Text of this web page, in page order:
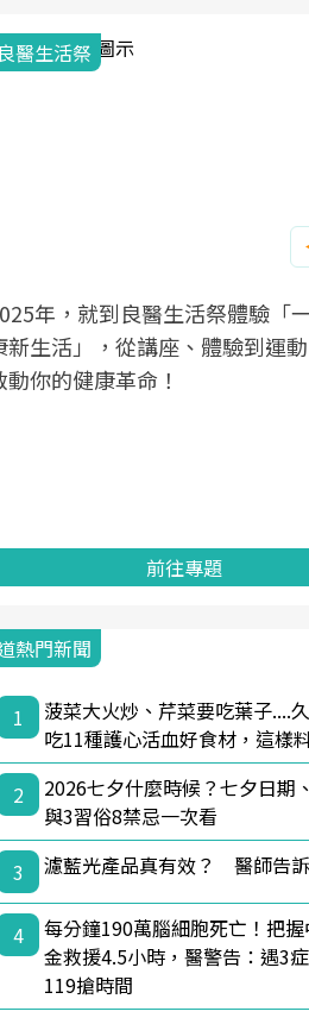
與健康韌性的距離
醫健康網從「換季的身體變化
過醫學觀點與日常感受的對話
健康的認知，進而引導實際的改
前往專題
熱門新聞
1
菠菜大火炒、芹菜要吃葉子....
吃11種護心活血好食材，這樣
2
2026七夕什麼時候？七夕日期
與3習俗8禁忌一次看
3
濾藍光產品真有效？ 醫師告
4
每分鐘190萬腦細胞死亡！把
金救援4.5小時，醫警告：遇3
119搶時間